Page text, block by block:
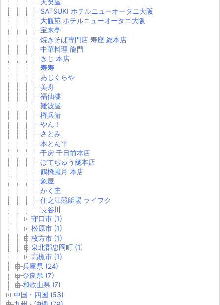
SATSUKI ホテルニューオータニ大阪
大観苑 ホテルニューオータニ大阪
宝来亭
焼きそば専門店 寿座 総本店
中華料理 龍門
きじ 本店
寿寿
あじくらや
美舟
福仙樓
難波屋
権兵衛
やん！
さとみ
本とん平
千房 千日前本店
ぼてぢゅう總本店
鶴橋風月 本店
象屋
かく庄
住之江競艇場 ライフク
長谷川
守口市 (1)
松原市 (1)
枚方市 (1)
泉北郡忠岡町 (1)
高槻市 (1)
兵庫県 (24)
奈良県 (7)
和歌山県 (7)
中国・四国 (53)